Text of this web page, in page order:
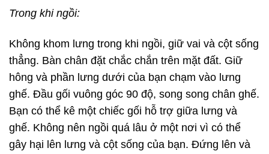
Trong khi ngồi:
Không khom lưng trong khi ngồi, giữ vai và cột sống
thẳng. Bàn chân đặt chắc chắn trên mặt đất. Giữ
hông và phần lưng dưới của bạn chạm vào lưng
ghế. Đầu gối vuông góc 90 độ, song song chân ghế.
Bạn có thể kê một chiếc gối hỗ trợ giữa lưng và
ghế. Không nên ngồi quá lâu ở một nơi vì có thể
gây hại lên lưng và cột sống của bạn. Đứng lên và